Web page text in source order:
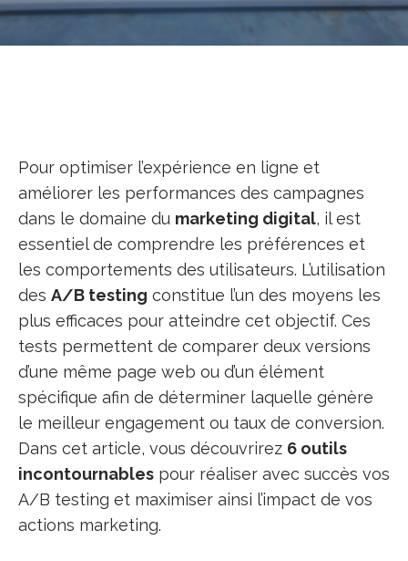
Pour optimiser l’expérience en ligne et
améliorer les performances des campagnes
dans le domaine du marketing digital, il est
essentiel de comprendre les préférences et
les comportements des utilisateurs. L’utilisation
des A/B testing constitue l’un des moyens les
plus efficaces pour atteindre cet objectif. Ces
tests permettent de comparer deux versions
d’une même page web ou d’un élément
spécifique afin de déterminer laquelle génère
le meilleur engagement ou taux de conversion.
Dans cet article, vous découvrirez 6 outils
incontournables pour réaliser avec succès vos
A/B testing et maximiser ainsi l’impact de vos
actions marketing.